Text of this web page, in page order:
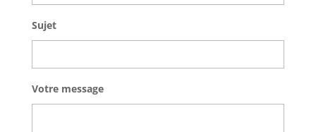
Sujet
Votre message